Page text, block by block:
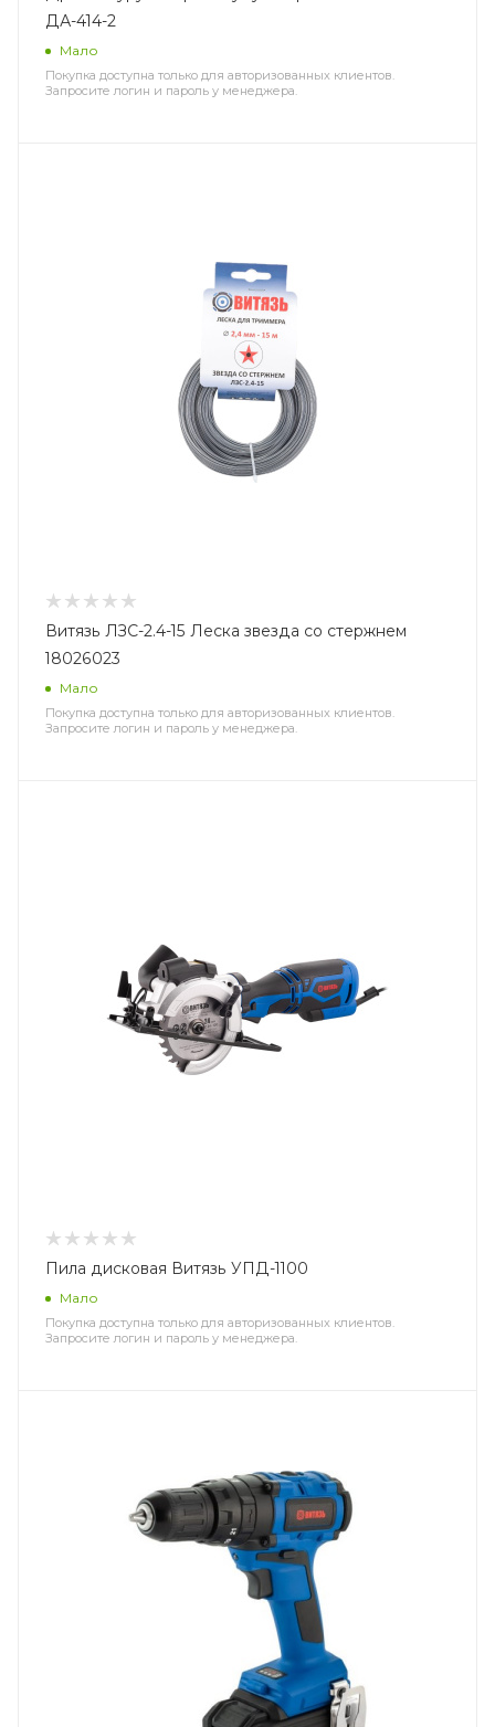
ДА-414-2
Мало
Покупка доступна только для авторизованных клиентов.
Запросите логин и пароль у менеджера.
Витязь ЛЗС-2.4-15 Леска звезда со стержнем
18026023
Мало
Покупка доступна только для авторизованных клиентов.
Запросите логин и пароль у менеджера.
Пила дисковая Витязь УПД-1100
Мало
Покупка доступна только для авторизованных клиентов.
Запросите логин и пароль у менеджера.